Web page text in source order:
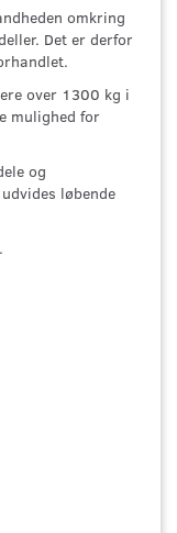
omkring
Det er derfor
over 1300 kg i
mulighed for
og
løbende